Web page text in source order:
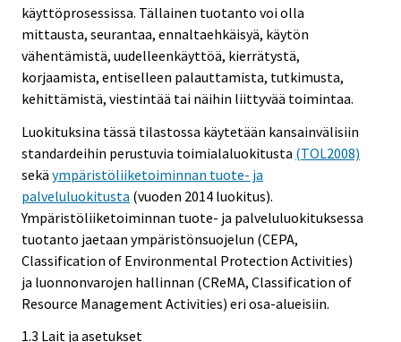
käyttöprosessissa. Tällainen tuotanto voi olla
mittausta, seurantaa, ennaltaehkäisyä, käytön
vähentämistä, uudelleenkäyttöä, kierrätystä,
korjaamista, entiselleen palauttamista, tutkimusta,
kehittämistä, viestintää tai näihin liittyvää toimintaa.
Luokituksina tässä tilastossa käytetään kansainvälisiin
standardeihin perustuvia toimialaluokitusta (TOL2008)
sekä ympäristöliiketoiminnan tuote- ja
palveluluokitusta (vuoden 2014 luokitus).
Ympäristöliiketoiminnan tuote- ja palveluluokituksessa
tuotanto jaetaan ympäristönsuojelun (CEPA,
Classification of Environmental Protection Activities)
ja luonnonvarojen hallinnan (CReMA, Classification of
Resource Management Activities) eri osa-alueisiin.
1.3 Lait ja asetukset